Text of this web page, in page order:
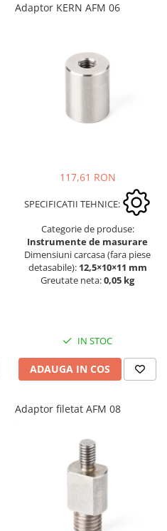
Adaptor KERN AFM 06
117,61 RON
SPECIFICATII TEHNICE:
Categorie de produse:
Instrumente de masurare
Dimensiuni carcasa (fara piese
detasabile): 12,5×10×11 mm
Greutate neta:0,05 kg
IN STOC
ADAUGA IN COS
Adaptor filetat AFM 08